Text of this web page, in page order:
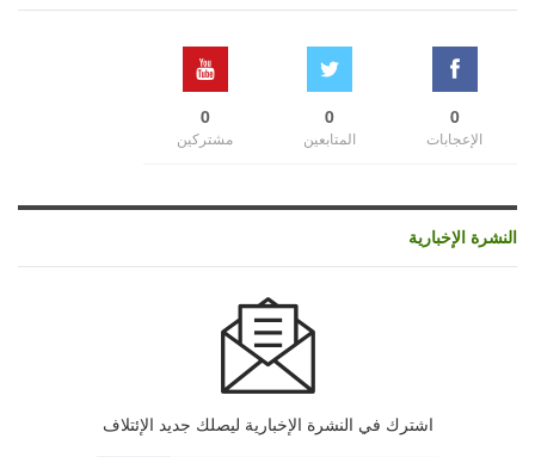
0
الإعجابات
0
المتابعين
0
مشتركين
النشرة الإخبارية
اشترك في النشرة الإخبارية ليصلك جديد الإئتلاف